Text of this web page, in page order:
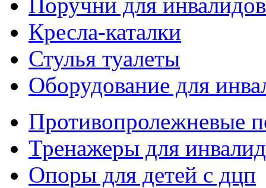
Кресла-каталки
Стулья туалеты
Оборудование для
Противопролежневые
Тренажеры для
Опоры для детей с дцп